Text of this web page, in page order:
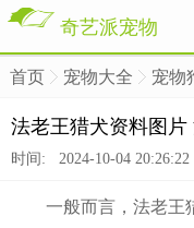
奇艺派宠物
首页 宠物大全 宠物
法老王猎犬资料图
时间: 2024-10-04
一般而言，法老王猎